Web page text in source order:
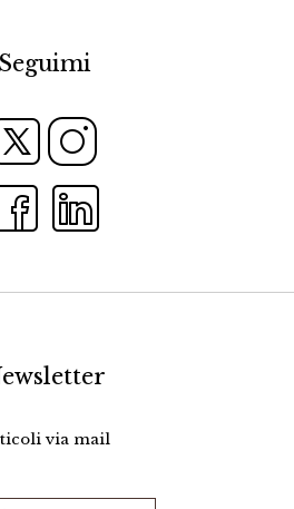
Seguimi
via mail